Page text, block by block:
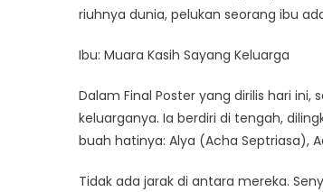
riuhnya dunia, pelukan seorang ibu
Ibu: Muara Kasih Sayang Keluarga
Dalam Final Poster yang dirilis hari
keluarganya. Ia berdiri di tengah,
buah hatinya: Alya (Acha Septriasa),
Tidak ada jarak di antara mereka.